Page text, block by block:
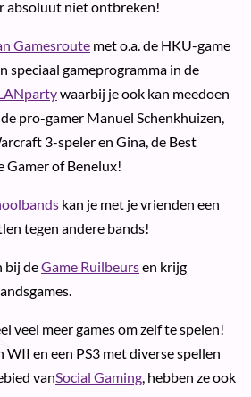
absoluut niet ontbreken!
Gamesroute met o.a. de HKU-game
speciaal gameprogramma in de
partywaarbij je ook kan meedoen
pro-gamer Manuel Schenkhuizen,
3-speler en Gina, de Best
Gamer of Benelux!
kan je met je vrienden een
tegen andere bands!
bij deGame Ruilbeursen krijg
veel meer games om zelf te spelen!
WII en een PS3 met diverse spellen
vanSocial Gaming, hebben ze ook